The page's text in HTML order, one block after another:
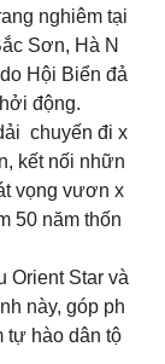
nghiêm tại
Sơn, Hà N
Hội Biển đả
động.
chuyến đi x
kết nối nhữn
vọng vươn x
50 năm thốn
Orient Star và
này, góp ph
tự hào dân tộ